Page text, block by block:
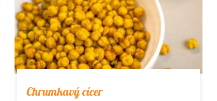
Chrumkavý cícer